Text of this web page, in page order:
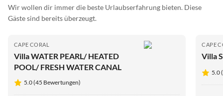
Wir wollen dir immer die beste Urlaubserfahrung bieten. Diese
Gäste sind bereits überzeugt.
CAPE CORAL
Villa WATER PEARL/ HEATED
POOL/ FRESH WATER CANAL
5.0 (45 Bewertungen)
CAPE
Villa
5.0